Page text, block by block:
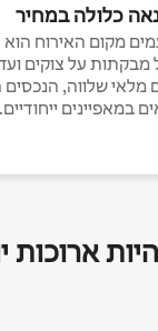
כלולה במחיר
מקום האירוח הוא
מבקתות על צוקים
מלאי שלווה,
במאפיינים ייחודיים.
ארוכות